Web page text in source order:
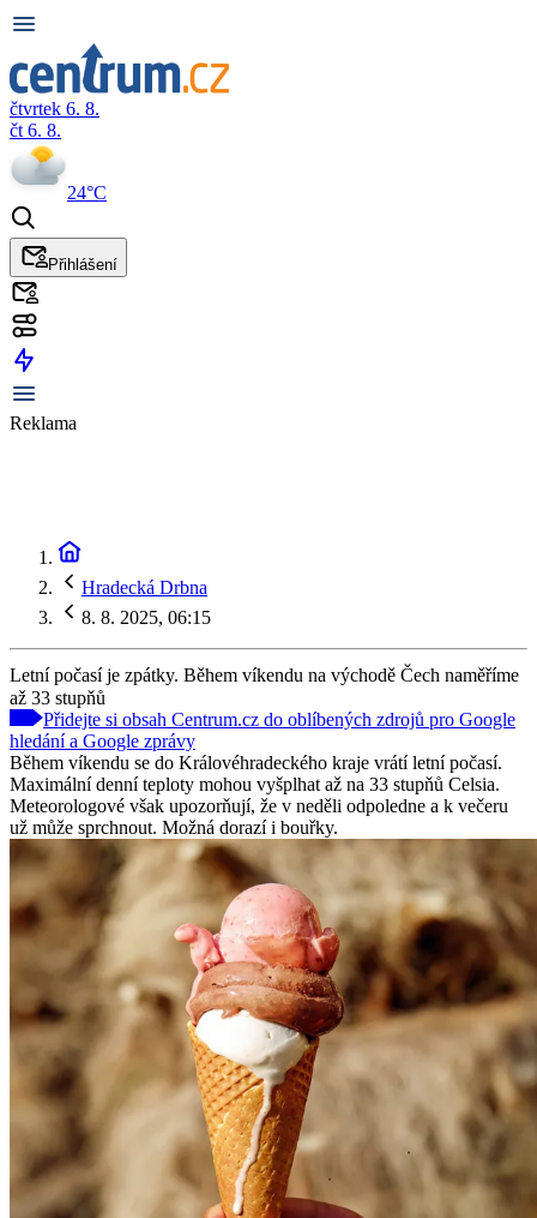
čtvrtek 6. 8.
čt 6. 8.
24°C
Přihlášení
Reklama
Hradecká Drbna
8. 8. 2025, 06:15
Letní počasí je zpátky. Během víkendu na východě Čech naměříme
až 33 stupňů
Přidejte si obsah Centrum.cz do oblíbených zdrojů pro Google
hledání a Google zprávy
Během víkendu se do Královéhradeckého kraje vrátí letní počasí.
Maximální denní teploty mohou vyšplhat až na 33 stupňů Celsia.
Meteorologové však upozorňují, že v neděli odpoledne a k večeru
už může sprchnout. Možná dorazí i bouřky.